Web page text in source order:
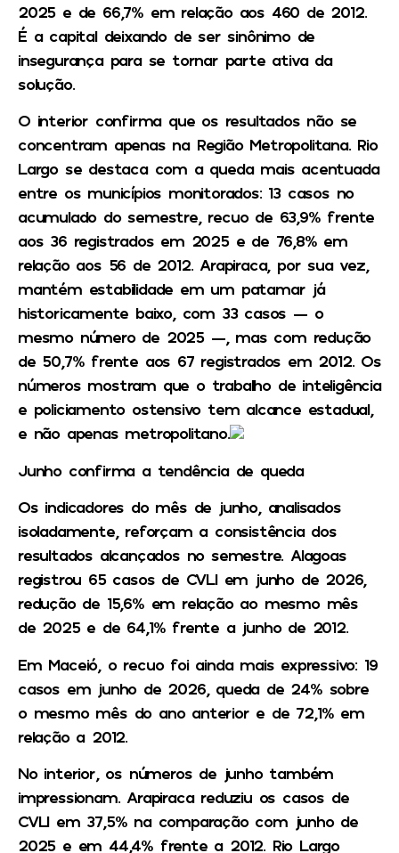
2025 e de 66,7% em relação aos 460 de 2012.
É a capital deixando de ser sinônimo de
insegurança para se tornar parte ativa da
solução.
O interior confirma que os resultados não se
concentram apenas na Região Metropolitana. Rio
Largo se destaca com a queda mais acentuada
entre os municípios monitorados: 13 casos no
acumulado do semestre, recuo de 63,9% frente
aos 36 registrados em 2025 e de 76,8% em
relação aos 56 de 2012. Arapiraca, por sua vez,
mantém estabilidade em um patamar já
historicamente baixo, com 33 casos — o
mesmo número de 2025 —, mas com redução
de 50,7% frente aos 67 registrados em 2012. Os
números mostram que o trabalho de inteligência
e policiamento ostensivo tem alcance estadual,
e não apenas metropolitano.
Junho confirma a tendência de queda
Os indicadores do mês de junho, analisados
isoladamente, reforçam a consistência dos
resultados alcançados no semestre. Alagoas
registrou 65 casos de CVLI em junho de 2026,
redução de 15,6% em relação ao mesmo mês
de 2025 e de 64,1% frente a junho de 2012.
Em Maceió, o recuo foi ainda mais expressivo: 19
casos em junho de 2026, queda de 24% sobre
o mesmo mês do ano anterior e de 72,1% em
relação a 2012.
No interior, os números de junho também
impressionam. Arapiraca reduziu os casos de
CVLI em 37,5% na comparação com junho de
2025 e em 44,4% frente a 2012. Rio Largo